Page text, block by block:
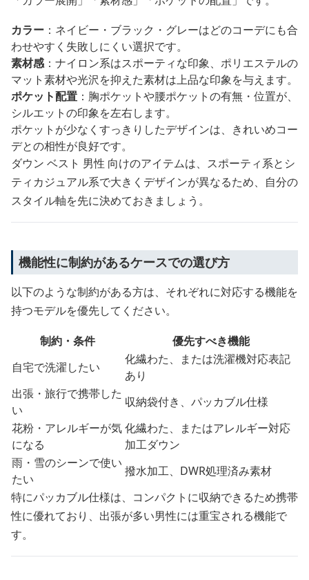
カラー ：ネイビー・ブラック・グレーはどのコーデにも合
わせやすく失敗しにくい選択です。
素材感：ナイロン系はスポーティな印象、ポリエステルの
マット素材や光沢を抑えた素材は上品な印象を与えます。
ポケット配置 ：胸ポケットや腰ポケットの有無・位置が、
シルエットの印象を左右します。
ポケットが少なくすっきりしたデザインは、きれいめコー
デとの相性が良好です。
ダウン ベスト 男性 向けのアイテムは、スポーティ系とシ
ティカジュアル系で大きくデザインが異なるため、自分の
スタイル軸を先に決めておきましょう。
機能性に制約があるケースでの選び方
以下のような制約がある方は、それぞれに対応する機能を
持つモデルを優先してください。
制約・条件
優先すべき機能
自宅で洗濯したい
化繊わた、または洗濯機対応表記
あり
出張・旅行で携帯した
い
収納袋付き、パッカブル仕様
花粉・アレルギーが気
になる
化繊わた、またはアレルギー対応
加工ダウン
雨・雪のシーンで使い
たい
撥水加工、DWR処理済み素材
特にパッカブル仕様は、コンパクトに収納できるため携帯
性に優れており、出張が多い男性には重宝される機能で
す。